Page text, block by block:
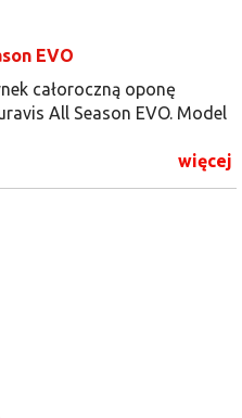
EVO
całoroczną oponę
All Season EVO. Model
więcej